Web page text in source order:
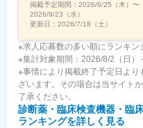
掲載予定期間： 2026/6/25（木） 〜
2026/9/23（水）
更新日： 2026/7/18（土）
※求人応募数の多い順にランキン
※集計対象期間：2026/8/2（日）
※事情により掲載終了予定日よ
ざいます。その場合は当サイト
了承ください。
診断薬・臨床検査機器・臨
ランキングを詳しく見る